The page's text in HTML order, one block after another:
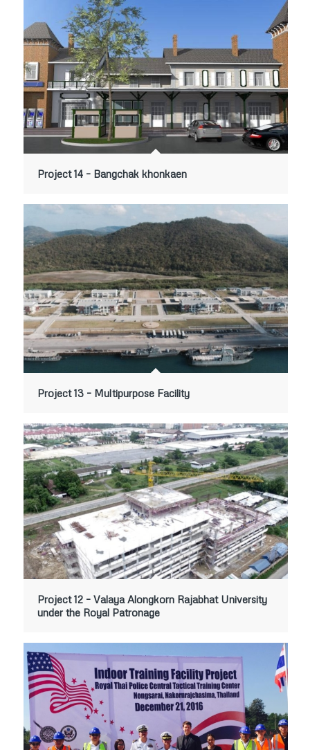
Project 14 – Bangchak khonkaen
Project 13 – Multipurpose Facility
Project 12 – Valaya Alongkorn Rajabhat University
under the Royal Patronage